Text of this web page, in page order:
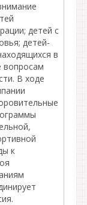
детей с
детей-
в
вопросам
В ходе
к